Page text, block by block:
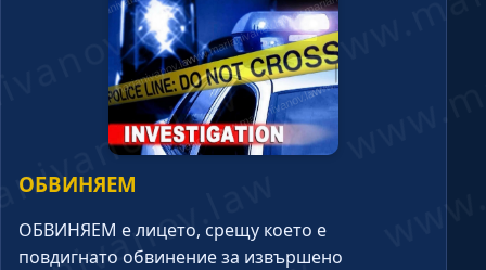
ОБВИНЯЕМ
ОБВИНЯЕМ е лицето, срещу което е
повдигнато обвинение за извършено